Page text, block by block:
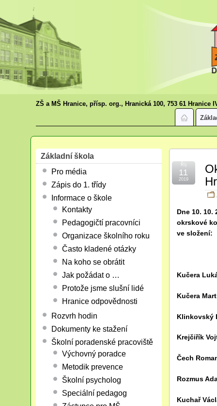
ZŠ a MŠ Hranice, přísp. org., Hranická 100, 753 61 Hranice
Říj
11
2019
Dne 10. 10.
okrskové
ve složení:
Kučera
Kučera
Klinkovský
Krejčiřík
Čech
Rozmus
Kuchař
Základní škola
Pro média
Zápis do 1. třídy
Informace o škole
Kontakty
Pedagogičtí pracovníci
Organizace školního roku
Často kladené otázky
Na koho se obrátit
Jak požádat o …
Protože jsme slušní lidé
Hranice odpovědnosti
Rozvrh hodin
Dokumenty ke stažení
Školní poradenské pracoviště
Výchovný poradce
Metodik prevence
Školní psycholog
Speciální pedagog